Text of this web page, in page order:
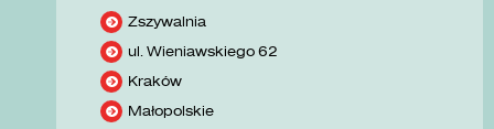
Zszywalnia
ul. Wieniawskiego 62
Kraków
Małopolskie